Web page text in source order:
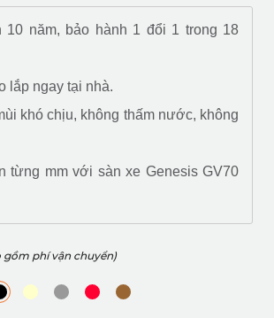
10 năm, bảo hành 1 đổi 1 trong 18
lắp ngay tại nhà.
khó chịu, không thấm nước, không
từng mm với sàn xe Genesis GV70
gồm phí vận chuyển)